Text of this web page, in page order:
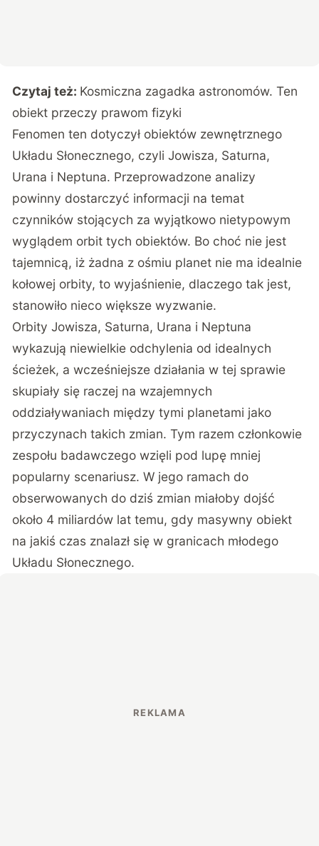
Czytaj też: Kosmiczna zagadka astronomów. Ten
obiekt przeczy prawom fizyki
Fenomen ten dotyczył obiektów zewnętrznego
Układu Słonecznego, czyli Jowisza, Saturna,
Urana i Neptuna. Przeprowadzone analizy
powinny dostarczyć informacji na temat
czynników stojących za wyjątkowo nietypowym
wyglądem orbit tych obiektów. Bo choć nie jest
tajemnicą, iż żadna z ośmiu planet nie ma idealnie
kołowej orbity, to wyjaśnienie, dlaczego tak jest,
stanowiło nieco większe wyzwanie.
Orbity Jowisza, Saturna, Urana i Neptuna
wykazują niewielkie odchylenia od idealnych
ścieżek, a wcześniejsze działania w tej sprawie
skupiały się raczej na wzajemnych
oddziaływaniach między tymi planetami jako
przyczynach takich zmian. Tym razem członkowie
zespołu badawczego wzięli pod lupę mniej
popularny scenariusz. W jego ramach do
obserwowanych do dziś zmian miałoby dojść
około 4 miliardów lat temu, gdy masywny obiekt
na jakiś czas znalazł się w granicach młodego
Układu Słonecznego.